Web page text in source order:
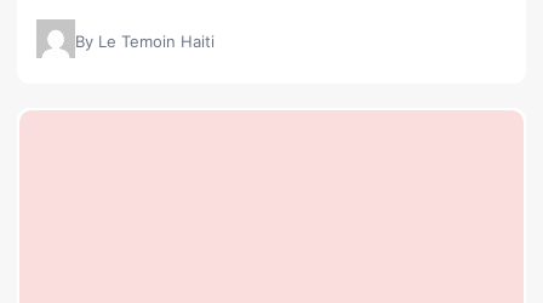
By Le Temoin Haiti